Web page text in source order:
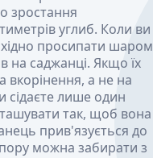
зростання
углиб. Коли ви
просипати шаром
на саджанці. Якщо їх
вкорінення, а не на
сідаєте лише один
так, щоб вона
прив'язується до
можна забирати з